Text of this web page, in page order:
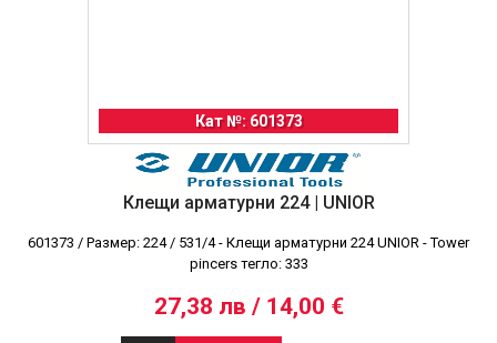
Кат №: 601373
Клещи арматурни 224 | UNIOR
601373 / Размер: 224 / 531/4 - Клещи арматурни 224 UNIOR - Tower
pincers тегло: 333
27,38 лв / 14,00 €